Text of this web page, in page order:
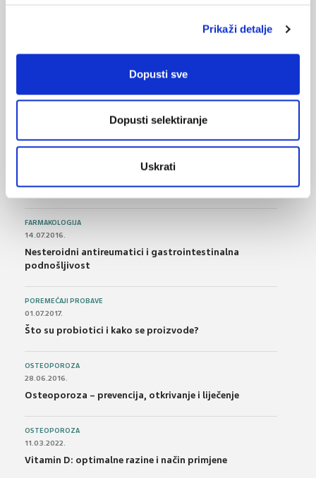
Prikaži detalje
Dopusti sve
Dopusti selektiranje
Uskrati
Bolna leđa - medicinske vježbe (nove smjernice)
FARMAKOLOGIJA
14.07.2016.
Nesteroidni antireumatici i gastrointestinalna
podnošljivost
POREMEĆAJI PROBAVE
01.07.2017.
Što su probiotici i kako se proizvode?
OSTEOPOROZA
28.06.2016.
Osteoporoza – prevencija, otkrivanje i liječenje
OSTEOPOROZA
11.03.2022.
Vitamin D: optimalne razine i način primjene